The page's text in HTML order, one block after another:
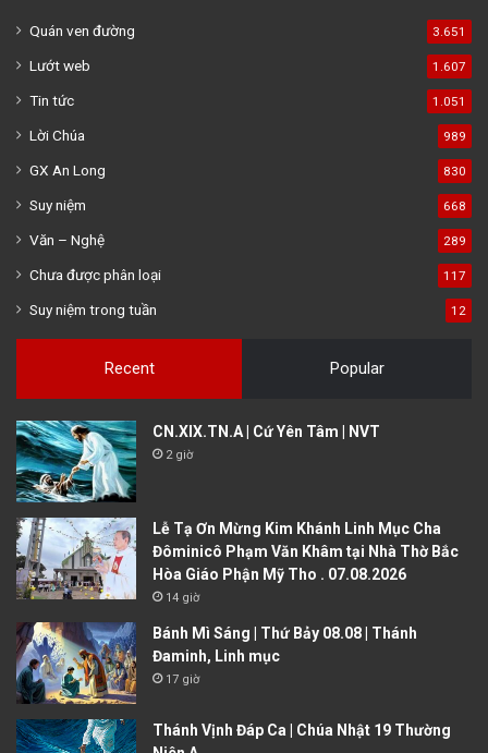
Quán ven đường 3.651
Lướt web 1.607
Tin tức 1.051
Lời Chúa 989
GX An Long 830
Suy niệm 668
Văn – Nghệ 289
Chưa được phân loại 117
Suy niệm trong tuần 12
Recent Popular
CN.XIX.TN.A | Cứ Yên Tâm | NVT
2 giờ
Lễ Tạ Ơn Mừng Kim Khánh Linh Mục Cha
Đôminicô Phạm Văn Khâm tại Nhà Thờ Bắc
Hòa Giáo Phận Mỹ Tho . 07.08.2026
14 giờ
Bánh Mì Sáng | Thứ Bảy 08.08 | Thánh
Đaminh, Linh mục
17 giờ
Thánh Vịnh Đáp Ca | Chúa Nhật 19 Thường